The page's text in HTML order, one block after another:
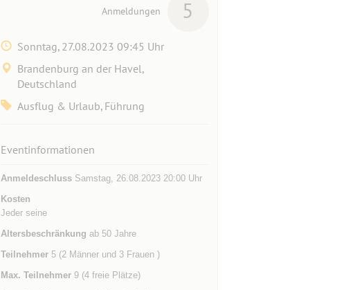
Anmeldungen 5
Sonntag, 27.08.2023 09:45 Uhr
Brandenburg an der Havel,
Deutschland
Ausflug & Urlaub, Führung
Eventinformationen
AnmeldeschlussSamstag, 26.08.2023 20:00 Uhr
Kosten
Jeder seine
Altersbeschränkung ab 50 Jahre
Teilnehmer5 (2 Männer und 3 Frauen )
Max. Teilnehmer9 (4 freie Plätze)